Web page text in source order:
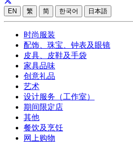
EN 繁 简 한국어 日本語
时尚服装
配饰、珠宝、钟表及眼镜
皮具、皮鞋及手袋
家具品味
创意礼品
艺术
设计服务（工作室）
期间限定店
其他
餐饮及烹饪
网上购物